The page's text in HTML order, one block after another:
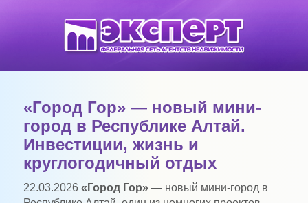
«Город Гор» — новый мини-
город в Республике Алтай.
Инвестиции, жизнь и
круглогодичный отдых
22.03.2026 «Город Гор» — новый мини-город в